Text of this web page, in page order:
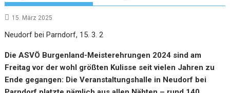
15. März 2025
Neudorf bei Parndorf, 15. 3. 2
Die ASVÖ Burgenland-Meisterehrungen 2024 sind am
Freitag vor der wohl größten Kulisse seit vielen Jahren zu
Ende gegangen: Die Veranstaltungshalle in Neudorf bei